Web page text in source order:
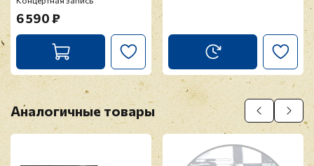
6 590 ₽
Аналогичные товары